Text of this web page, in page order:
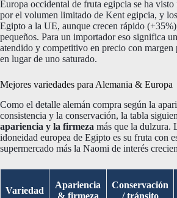
Europa occidental de fruta egipcia se ha visto
por el volumen limitado de Kent egipcia, y
Egipto a la UE, aunque crecen rápido
pequeños. Para un importador eso significa
atendido y competitivo en precio con
en lugar de uno saturado.
Mejores variedades para Alemania & Europa
Como el detalle alemán compra según la
consistencia y la conservación, la tabla
apariencia y la firmeza más que la dulzura.
idoneidad europea de Egipto es su fruta con
supermercado más la Naomi de interés
Variedad
Apariencia
& firmeza
Conservación
/ tránsito